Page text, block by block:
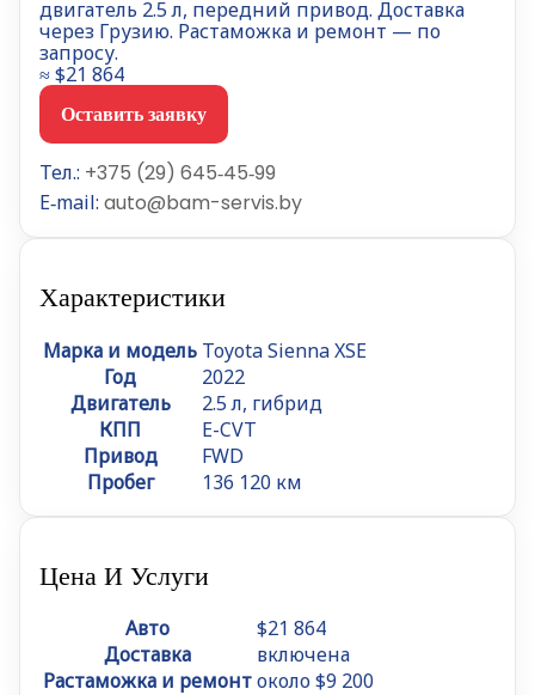
двигатель 2.5 л, передний привод. Доставка
через Грузию. Растаможка и ремонт — по
запросу.
≈ $21 864
Оставить заявку
Тел.: +375 (29) 645‑45‑99
E‑mail: auto@bam-servis.by
Характеристики
Марка и модель Toyota Sienna XSE
Год
2022
Двигатель
2.5 л, гибрид
КПП
E-CVT
Привод
FWD
Пробег
136 120 км
Цена И Услуги
Авто
$21 864
Доставка
включена
Растаможка и ремонтоколо $9 200